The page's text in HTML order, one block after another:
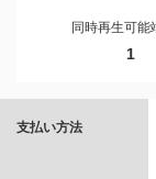
同時再生可能
1
支払い方法